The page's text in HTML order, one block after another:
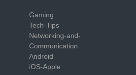
Gaming
Tech-Tips
Networking-and-
Communication
Android
iOS-Apple